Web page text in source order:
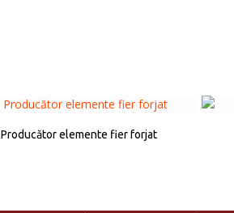
Producător elemente fier forjat